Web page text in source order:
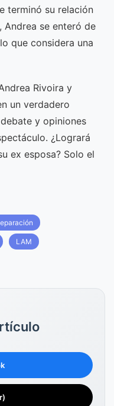
terminó su relación
Andrea se enteró de
que considera una
Rivoira y
un verdadero
y opiniones
¿Logrará
ex esposa? Solo el
LAM